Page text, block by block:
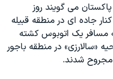
صلح
می گویند روز
جاده ای در منطقه قبیله
یک اتوبوس کشته
«سالارزی» در منطقه باجور